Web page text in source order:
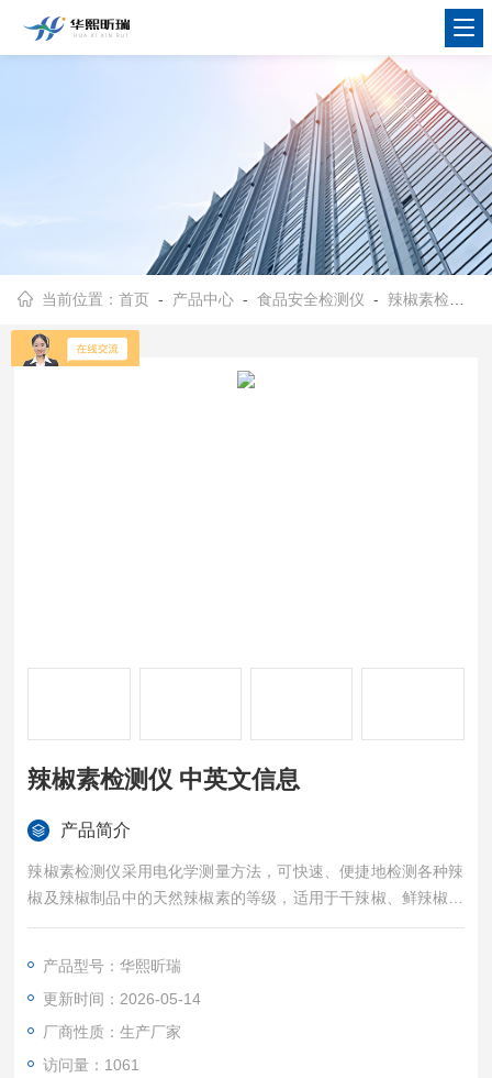
当前位置：首页 - 产品中心 -食品安全检测仪 -辣椒素检测仪
辣椒素检测仪 中英文信息
产品简介
辣椒素检测仪采用电化学测量方法，可快速、便捷地检测各种辣
椒及辣椒制品中的天然辣椒素的等级，适用于干辣椒、鲜辣椒、
辣椒粉等天然辣椒及其制品的快速检测。辣椒素检测仪 中英文信
产品型号：华熙昕瑞
更新时间：2026-05-14
厂商性质：生产厂家
访问量：1061